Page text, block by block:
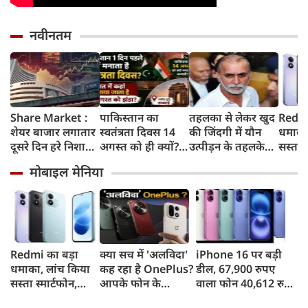
नवीनतम
Share Market :
शेयर बाजार लगातार
दूसरे दिन हरे निशान
अंक चढ़ा, निफ्टी
24,600 के पार
पाकिस्तान का
स्वतंत्रता दिवस 14
अगस्त को ही क्यों?
दिन कहां मनाया
जाता है खास समारोह
तहलका से लेकर खुद
की जिंदगी में यौन
उत्पीड़न के तहलके
तरुण तेजपाल?
सस्ता
और
मोबाइल मेनिया
Redmi का बड़ा
धमाका, लांच किया
सस्ता स्मार्टफोन,
क्या सच में 'अलविदा'
कह रहा है OnePlus?
आपके फोन के
iPhone 16 पर बड़ी
डील, 67,900 रुपए
वाला फोन 40,612 रुपए